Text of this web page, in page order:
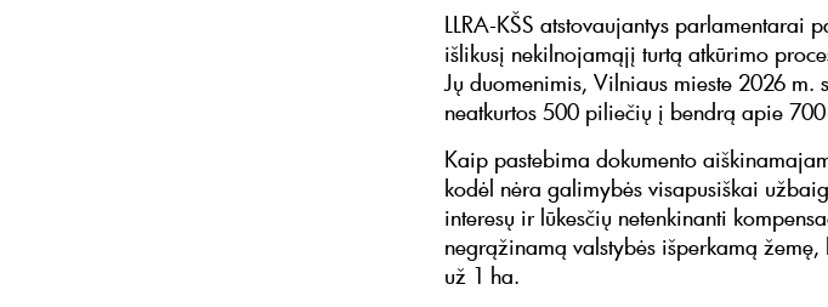
LLRA-KŠS atstovaujantys parlamentarai
išlikusį nekilnojamąjį turtą atkūrimo
Jų duomenimis, Vilniaus mieste 2026 m.
neatkurtos 500 piliečių į bendrą apie
Kaip pastebima dokumento
kodėl nėra galimybės visapusiškai
interesų ir lūkesčių netenkinanti
negrąžinamą valstybės išperkamą
už 1 ha.